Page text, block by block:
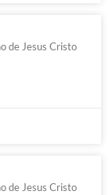
de Jesus Cristo
de Jesus Cristo